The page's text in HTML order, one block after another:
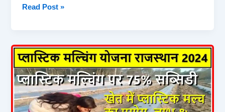
Khadya
:
खाद्य
सुरक्षा
योजना
में
Read Post »